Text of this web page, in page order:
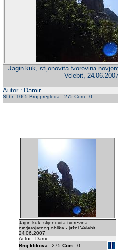
Jagin kuk, stijenovita tvorevina
Velebit, 24.06.2007
Autor : Damir
Sl.br: 1065 Broj pregleda : 275 Com : 0
Jagin kuk, stijenovita tvorevina
nevjerojatnog oblika - južni Velebit,
24.06.2007
Autor : Damir
Broj klikova :275 Com :0